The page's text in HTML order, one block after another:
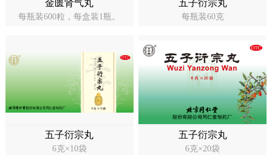
同仁
金匮肾气丸
每瓶装600粒，每盒装1瓶。
五子衍宗丸
每瓶装60克
五子衍宗丸
6克×10袋
五子衍宗丸
6克×20袋